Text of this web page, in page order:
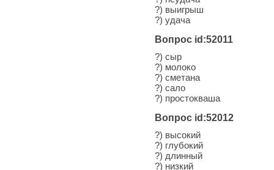
?) выигрыш
?) удача
Вопрос id:52011
?) сыр
?) молоко
?) сметана
?) сало
?) простокваша
Вопрос id:52012
?) высокий
?) глубокий
?) длинный
?) низкий